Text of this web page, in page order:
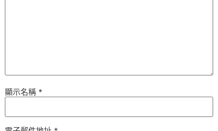
顯示名稱 *